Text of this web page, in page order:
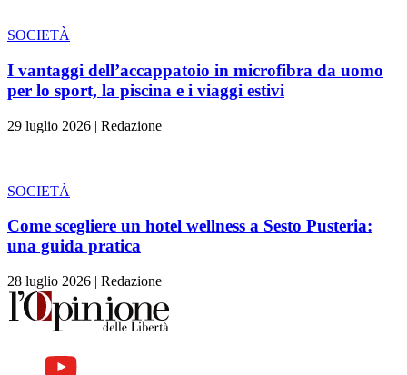
SOCIETÀ
I vantaggi dell’accappatoio in microfibra da uomo
per lo sport, la piscina e i viaggi estivi
29 luglio 2026 | Redazione
SOCIETÀ
Come scegliere un hotel wellness a Sesto Pusteria:
una guida pratica
28 luglio 2026 | Redazione